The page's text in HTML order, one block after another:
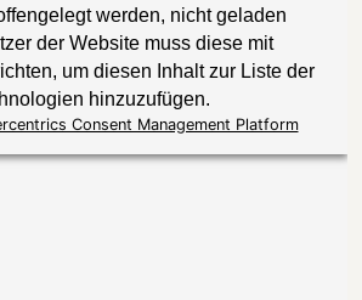
werden, nicht geladen
der Website muss diese mit
um diesen Inhalt zur Liste der
hinzuzufügen.
Consent Management Platform